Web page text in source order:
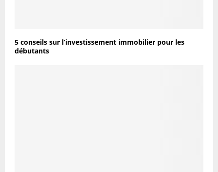
5 conseils sur l’investissement immobilier pour les
débutants